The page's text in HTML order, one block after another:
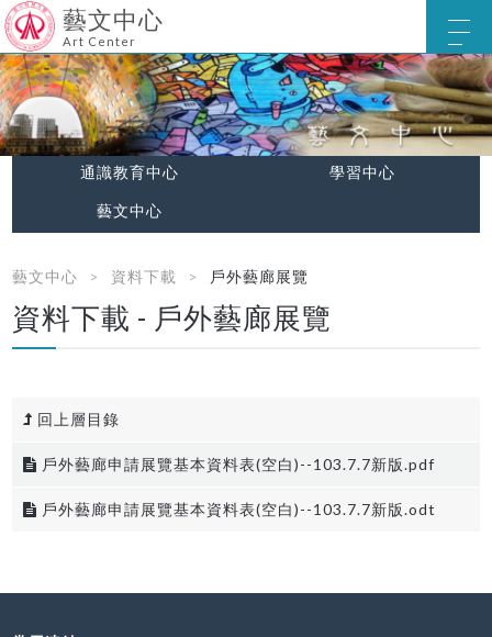
藝文中心
Art Center
通識教育中心 學習中心
藝文中心
藝文中心 資料下載 戶外藝廊展覽
資料下載 - 戶外藝廊展覽
回上層目錄
戶外藝廊申請展覽基本資料表(空白)--103.7.7新版.pdf
戶外藝廊申請展覽基本資料表(空白)--103.7.7新版.odt